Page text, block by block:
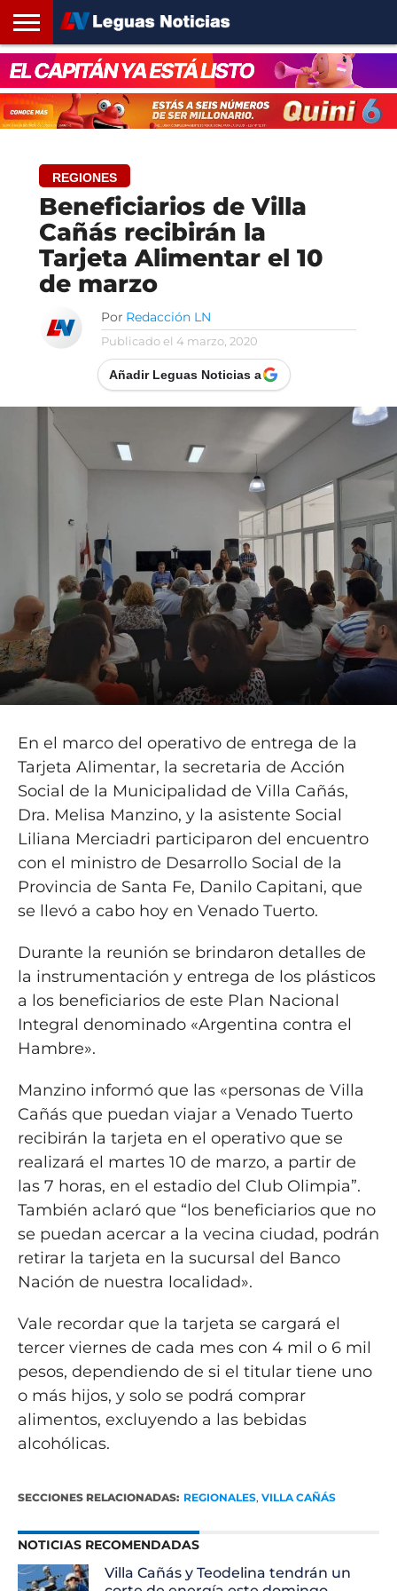
INICIO
SANTA
FE
ROSARIO24
REGIONES
ARGENTINA
OPINIÓN
CONTACTO
REGIONES
Beneficiarios de Villa
Cañás recibirán la
Tarjeta Alimentar el 10
de marzo
Por Redacción LN
Publicado el 4 marzo, 2020
Añadir Leguas Noticias a
En el marco del operativo de entrega de la
Tarjeta Alimentar, la secretaria de Acción
Social de la Municipalidad de Villa Cañás,
Dra. Melisa Manzino, y la asistente Social
Liliana Merciadri participaron del encuentro
con el ministro de Desarrollo Social de la
Provincia de Santa Fe, Danilo Capitani, que
se llevó a cabo hoy en Venado Tuerto.
Durante la reunión se brindaron detalles de
la instrumentación y entrega de los plásticos
a los beneficiarios de este Plan Nacional
Integral denominado «Argentina contra el
Hambre».
Manzino informó que las «personas de Villa
Cañás que puedan viajar a Venado Tuerto
recibirán la tarjeta en el operativo que se
realizará el martes 10 de marzo, a partir de
las 7 horas, en el estadio del Club Olimpia”.
También aclaró que “los beneficiarios que no
se puedan acercar a la vecina ciudad, podrán
retirar la tarjeta en la sucursal del Banco
Nación de nuestra localidad».
Vale recordar que la tarjeta se cargará el
tercer viernes de cada mes con 4 mil o 6 mil
pesos, dependiendo de si el titular tiene uno
o más hijos, y solo se podrá comprar
alimentos, excluyendo a las bebidas
alcohólicas.
SECCIONES RELACIONADAS: REGIONALES, VILLA CAÑÁS
NOTICIAS RECOMENDADAS
Villa Cañás y Teodelina tendrán un